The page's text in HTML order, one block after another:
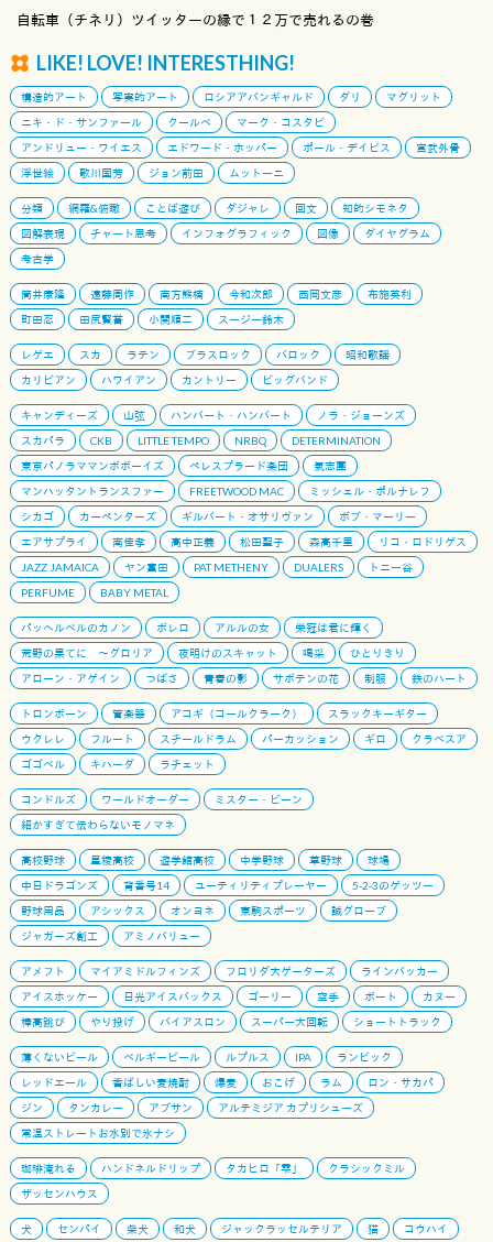
自転車（チネリ）ツイッターの縁で１２万で売れるの巻
LIKE! LOVE! INTERESTHING!
構造的アート 写実的アート ロシアアバンギャルド ダリ
マグリット
ニキ・ド・サンファール
クールベ
マーク・コスタビ
アンドリュー・ワイエス
エドワード・ホッパー ポール・デイビス
宮武外骨
浮世絵
歌川国芳 ジョン前田 ムットーニ
分類 網羅&俯瞰 ことば遊び ダジャレ 回文
知的シモネタ
図解表現
チャート思考 インフォグラフィック 図像
ダイヤグラム
考古学
筒井康隆 遠藤周作 南方熊楠 今和次郎 西岡文彦
布施英利
町田忍
田尻賢誉 小関順二 スージー鈴木
レゲエ スカ ラテン ブラスロック バロック
昭和歌謡
カリビアン
ハワイアン カントリー ビッグバンド
キャンディーズ 山弦 ハンバート・ハンバート
ノラ・ジョーンズ
スカパラ
CKB LITTLE TEMPO NRBQ
DETERMINATION
東京パノラママンボボーイズ
ペレスプラード楽団
氣志團
マンハッタントランスファー
FREETWOOD MAC
ミッシェル・ポルナレフ
シカゴ
カーペンターズ ギルバート・オサリヴァン
ボブ・マーリー
エアサプライ
南佳孝 高中正義 松田聖子 森高千里
リコ・ロドリゲス
JAZZ JAMAICA
ヤン富田 PAT METHENY DUALERS
トニー谷
PERFUME
BABY METAL
パッヘルベルのカノン ボレロ アルルの女
栄冠は君に輝く
荒野の果てに 〜グロリア
夜明けのスキャット 喝采
ひとりきり
アローン・アゲイン
つばさ 青春の影 サボテンの花 制服 鉄のハート
トロンボーン 管楽器 アコギ（コールクラーク）
スラックキーギター
ウクレレ
フルート スチールドラム パーカッション ギロ
クラベスア
ゴゴベル
キハーダ ラチェット
コンドルズ ワールドオーダー
ミスター・ビーン
細かすぎて伝わらないモノマネ
高校野球 星稜高校 遊学館高校 中学野球 草野球
球場
中日ドラゴンズ
背番号14 ユーティリティプレーヤー
5-2-3のゲッツー
野球用品
アシックス オンヨネ 東駒スポーツ
誠グローブ
ジャガーズ創工
アミノバリュー
アメフト マイアミドルフィンズ フロリダ大ゲーターズ
ラインバッカー
アイスホッケー
日光アイスバックス ゴーリー 空手 ボート
カヌー
棒高跳び
やり投げ バイアスロン スーパー大回転 ショートトラック
薄くないビール ベルギービール ルプルス IPA
ランビック
レッドエール
香ばしい麦焼酎 爆麦 おこげ ラム
ロン・サカパ
ジン
タンカレー アブサン
アルテミジア カプリシューズ
常温ストレートお水別で氷ナシ
珈琲淹れる ハンドネルドリップ タカヒロ「雫」
クラシックミル
ザッセンハウス
犬 センパイ 柴犬 和犬 ジャックラッセルテリア 猫
コウハイ